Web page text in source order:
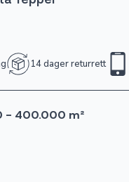
14 dager returrett
- 400.000 m²